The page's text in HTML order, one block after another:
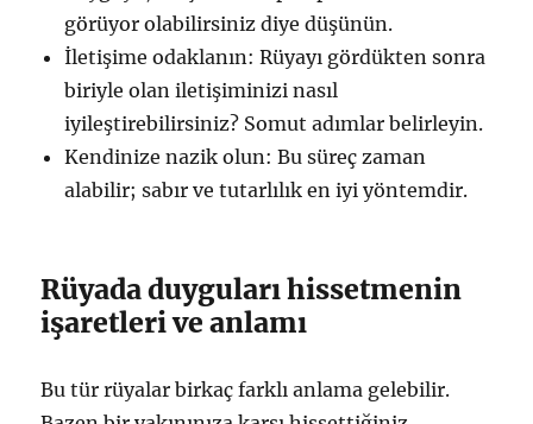
görüyor olabilirsiniz diye düşünün.
İletişime odaklanın: Rüyayı gördükten sonra
biriyle olan iletişiminizi nasıl
iyileştirebilirsiniz? Somut adımlar belirleyin.
Kendinize nazik olun: Bu süreç zaman
alabilir; sabır ve tutarlılık en iyi yöntemdir.
Rüyada duyguları hissetmenin
işaretleri ve anlamı
Bu tür rüyalar birkaç farklı anlama gelebilir.